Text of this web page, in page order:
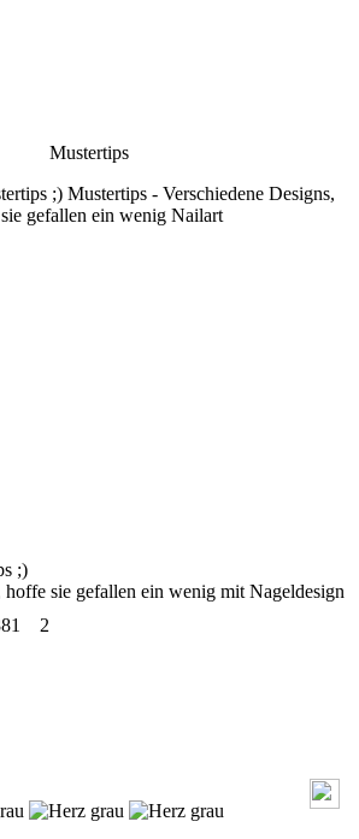
Mustertips
;)
hoffe sie gefallen ein wenig mit Nageldesign
2